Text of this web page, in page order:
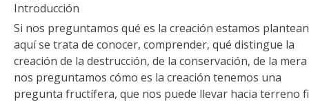
Introducción
Si nos preguntamos qué es la creación estamos
aquí se trata de conocer, comprender, qué distingue la
creación de la destrucción, de la conservación, de la
nos preguntamos cómo es la creación tenemos una
pregunta fructífera, que nos puede llevar hacia terreno